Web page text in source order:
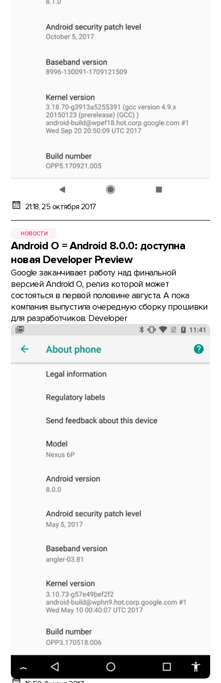
21:18, 25 октября 2017
НОВОСТИ
Android O = Android 8.0.0: доступна
новая Developer Preview
Google заканчивает работу над финальной
версией Android O, релиз которой может
состояться в первой половине августа. А пока
компания выпустила очередную сборку прошивки
для разработчиков. Developer